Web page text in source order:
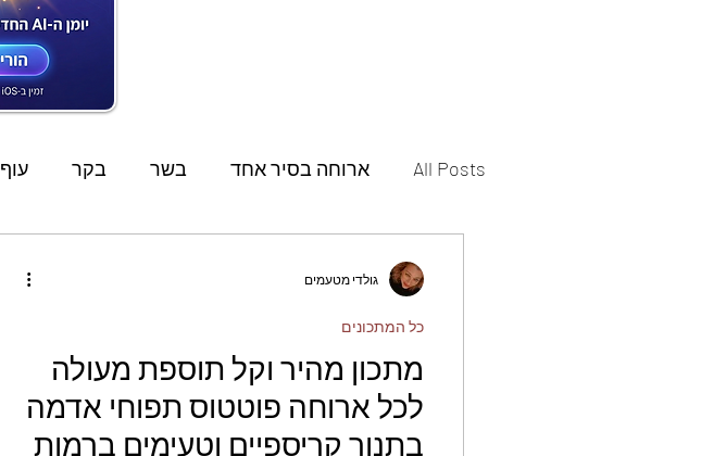
All Posts ארוחה בסיר אחד בשר בקר עוף
מתכון מהיר וקל תוספת מעולה
לכל ארוחה פוטטוס תפוחי אדמה
בתנור קריספיים וטעימים ברמות
כל המתכונים
גולדי מטעמים